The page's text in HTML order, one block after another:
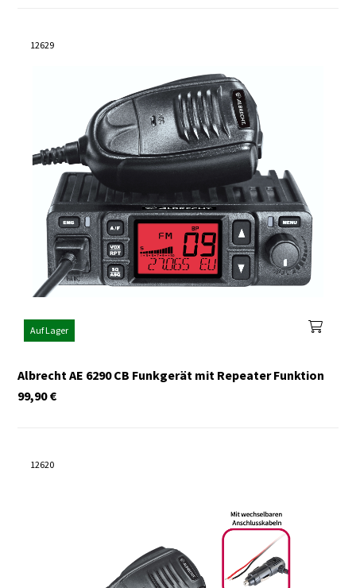
12629
Auf Lager
Albrecht AE 6290 CB Funkgerät mit Repeater Funktion
€
99,90
12620